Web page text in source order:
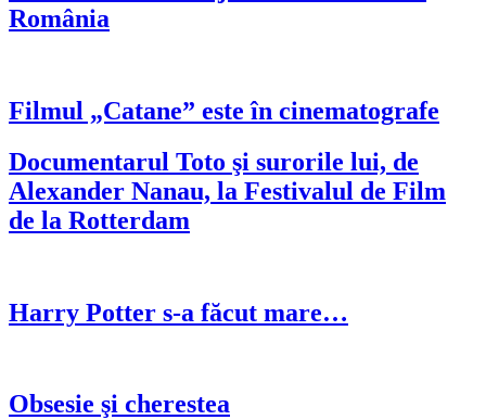
România
Filmul „Catane” este în cinematografe
Documentarul Toto şi surorile lui, de
Alexander Nanau, la Festivalul de Film
de la Rotterdam
Harry Potter s-a făcut mare…
Obsesie şi cherestea